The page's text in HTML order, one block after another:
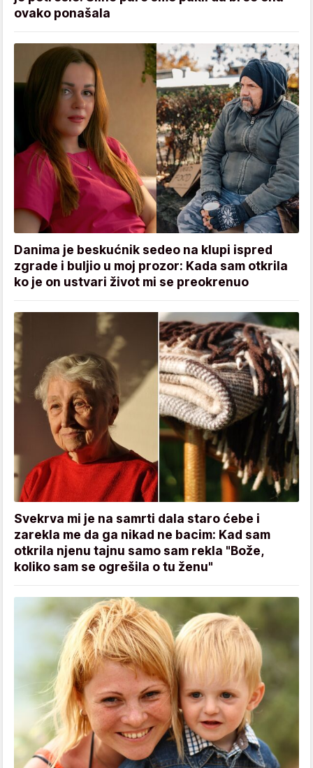
ovako ponašala
Danima je beskućnik sedeo na klupi ispred
zgrade i buljio u moj prozor: Kada sam otkrila
ko je on ustvari život mi se preokrenuo
Svekrva mi je na samrti dala staro ćebe i
zarekla me da ga nikad ne bacim: Kad sam
otkrila njenu tajnu samo sam rekla "Bože,
koliko sam se ogrešila o tu ženu"